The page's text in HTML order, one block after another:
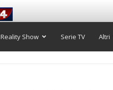
Reality Show Serie TV Altri